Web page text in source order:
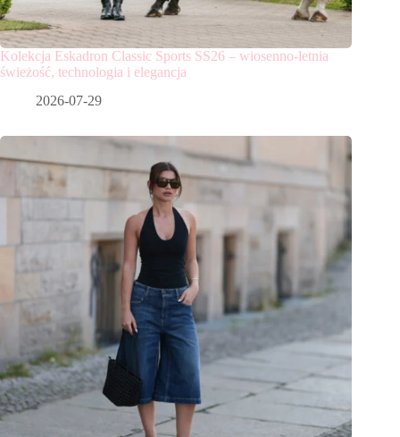
Kolekcja Eskadron Classic Sports SS26 – wiosenno-letnia
świeżość, technologia i elegancja
2026-07-29